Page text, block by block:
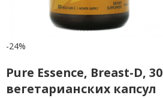
-24%
Pure Essence, Breast-D, 30
вегетарианских капсул